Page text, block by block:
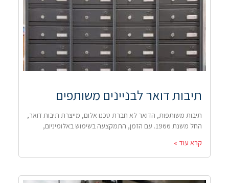
תיבות דואר לבניינים משותפים
תיבות משותפות, הדואר לא חברת טכנו אלום, מייצרת תיבות דואר,
החל משנת 1966. עם הזמן, התמקצעה בשימוש באלומיניום,
קרא עוד »